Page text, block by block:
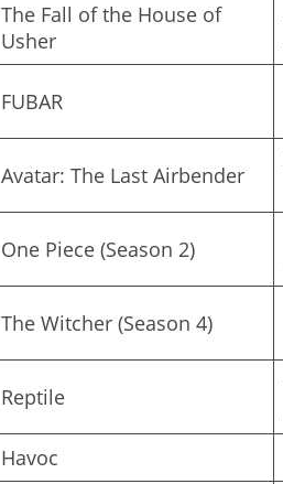
The Fall of the House of
Usher
FUBAR
Avatar: The Last Airbender
One Piece (Season 2)
The Witcher (Season 4)
Reptile
Havoc